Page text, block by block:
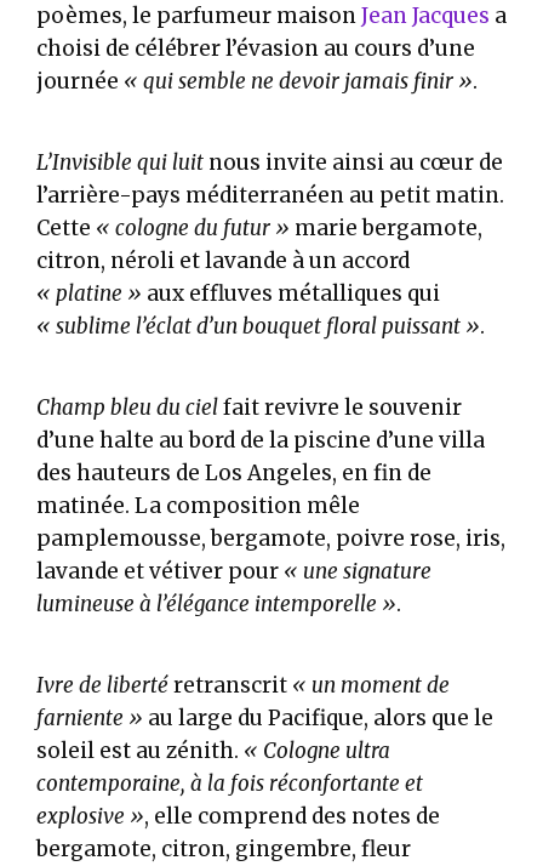
poèmes, le parfumeur maisonJean Jacques a
choisi de célébrer l’évasion au cours d’une
journée « qui semble ne devoir jamais finir ».
L’Invisible qui luit nous invite ainsi au cœur de
l’arrière-pays méditerranéen au petit matin.
Cette « cologne du futur » marie bergamote,
citron, néroli et lavande à un accord
« platine » aux effluves métalliques qui
« sublime l’éclat d’un bouquet floral puissant ».
Champ bleu du cielfait revivre le souvenir
d’une halte au bord de la piscine d’une villa
des hauteurs de Los Angeles, en fin de
matinée. La composition mêle
pamplemousse, bergamote, poivre rose, iris,
lavande et vétiver pour « une signature
lumineuse à l’élégance intemporelle ».
Ivre de libertéretranscrit « un moment de
farniente » au large du Pacifique, alors que le
soleil est au zénith. « Cologne ultra
contemporaine, à la fois réconfortante et
explosive », elle comprend des notes de
bergamote, citron, gingembre, fleur